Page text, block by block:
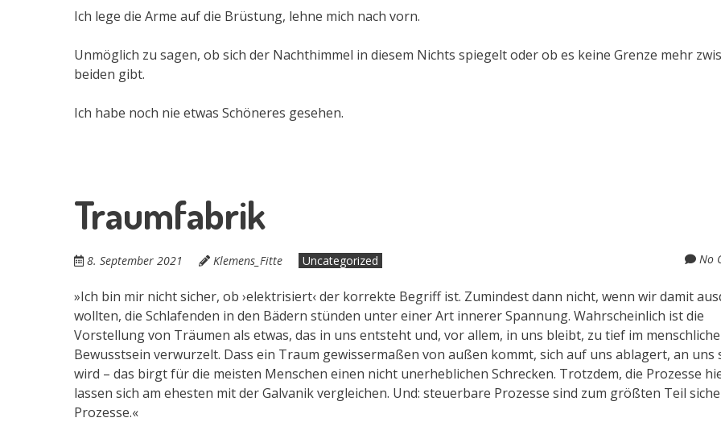
Ich lege die Arme auf die Brüstung, lehne mich nach vorn.
Unmöglich zu sagen, ob sich der Nachthimmel in diesem Nichts spiegelt oder ob es keine Grenze mehr
beiden gibt.
Ich habe noch nie etwas Schöneres gesehen.
Traumfabrik
8. September 2021 Klemens_Fitte Uncategorized No
»Ich bin mir nicht sicher, ob ›elektrisiert‹ der korrekte Begriff ist. Zumindest dann nicht, wenn wir damit
wollten, die Schlafenden in den Bädern stünden unter einer Art innerer Spannung. Wahrscheinlich ist die
Vorstellung von Träumen als etwas, das in uns entsteht und, vor allem, in uns bleibt, zu tief im
Bewusstsein verwurzelt. Dass ein Traum gewissermaßen von außen kommt, sich auf uns ablagert, an uns
wird – das birgt für die meisten Menschen einen nicht unerheblichen Schrecken. Trotzdem, die Prozesse
lassen sich am ehesten mit der Galvanik vergleichen. Und: steuerbare Prozesse sind zum größten Teil
Prozesse.«